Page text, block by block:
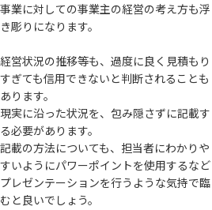
事業に対しての事業主の経営の考え方も浮
き彫りになります。
経営状況の推移等も、過度に良く見積もり
すぎても信用できないと判断されることも
あります。
現実に沿った状況を、包み隠さずに記載す
る必要があります。
記載の方法についても、担当者にわかりや
すいようにパワーポイントを使用するなど
プレゼンテーションを行うような気持で臨
むと良いでしょう。